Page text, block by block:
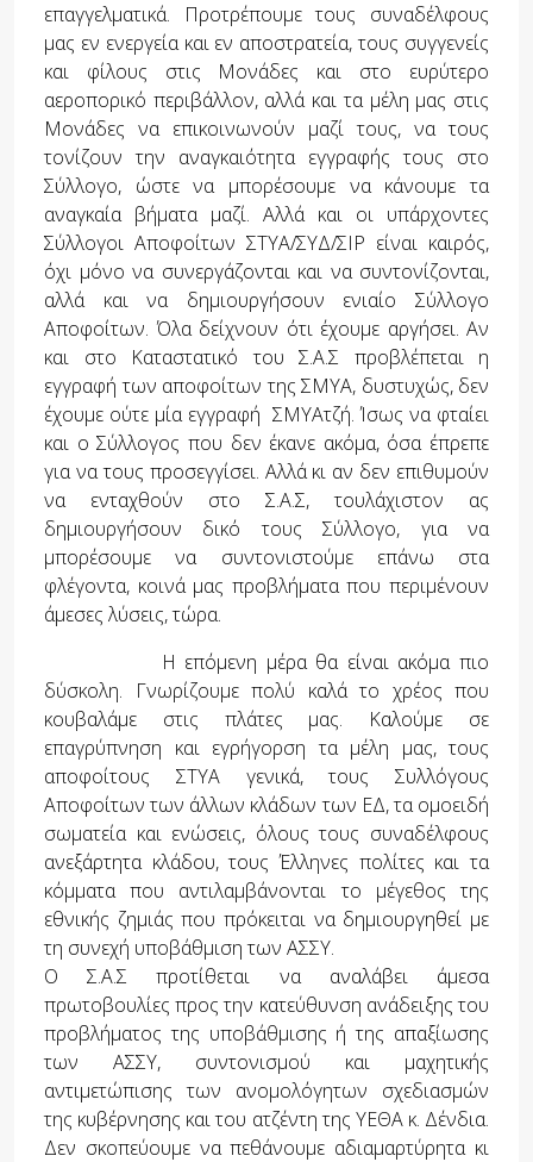
επαγγελματικά. Προτρέπουμε τους συναδέλφους
μας εν ενεργεία και εν αποστρατεία, τους συγγενείς
και φίλους στις Μονάδες και στο ευρύτερο
αεροπορικό περιβάλλον, αλλά και τα μέλη μας στις
Μονάδες να επικοινωνούν μαζί τους, να τους
τονίζουν την αναγκαιότητα εγγραφής τους στο
Σύλλογο, ώστε να μπορέσουμε να κάνουμε τα
αναγκαία βήματα μαζί. Αλλά και οι υπάρχοντες
Σύλλογοι Αποφοίτων ΣΤΥΑ/ΣΥΔ/ΣΙΡ είναι καιρός,
όχι μόνο να συνεργάζονται και να συντονίζονται,
αλλά και να δημιουργήσουν ενιαίο Σύλλογο
Αποφοίτων. Όλα δείχνουν ότι έχουμε αργήσει. Αν
και στο Καταστατικό του Σ.Α.Σ προβλέπεται η
εγγραφή των αποφοίτων της ΣΜΥΑ, δυστυχώς, δεν
έχουμε ούτε μία εγγραφή ΣΜΥΑτζή. Ίσως να φταίει
και ο Σύλλογος που δεν έκανε ακόμα, όσα έπρεπε
για να τους προσεγγίσει. Αλλά κι αν δεν επιθυμούν
να ενταχθούν στο Σ.Α.Σ, τουλάχιστον ας
δημιουργήσουν δικό τους Σύλλογο, για να
μπορέσουμε να συντονιστούμε επάνω στα
φλέγοντα, κοινά μας προβλήματα που περιμένουν
άμεσες λύσεις, τώρα.
Η επόμενη μέρα θα είναι ακόμα πιο
δύσκολη. Γνωρίζουμε πολύ καλά το χρέος που
κουβαλάμε στις πλάτες μας. Καλούμε σε
επαγρύπνηση και εγρήγορση τα μέλη μας, τους
αποφοίτους ΣΤΥΑ γενικά, τους Συλλόγους
Αποφοίτων των άλλων κλάδων των ΕΔ, τα ομοειδή
σωματεία και ενώσεις, όλους τους συναδέλφους
ανεξάρτητα κλάδου, τους Έλληνες πολίτες και τα
κόμματα που αντιλαμβάνονται το μέγεθος της
εθνικής ζημιάς που πρόκειται να δημιουργηθεί με
τη συνεχή υποβάθμιση των ΑΣΣΥ.
Ο Σ.Α.Σ προτίθεται να αναλάβει άμεσα
πρωτοβουλίες προς την κατεύθυνση ανάδειξης του
προβλήματος της υποβάθμισης ή της απαξίωσης
των ΑΣΣΥ, συντονισμού και μαχητικής
αντιμετώπισης των ανομολόγητων σχεδιασμών
της κυβέρνησης και του ατζέντη της ΥΕΘΑ κ. Δένδια.
Δεν σκοπεύουμε να πεθάνουμε αδιαμαρτύρητα κι